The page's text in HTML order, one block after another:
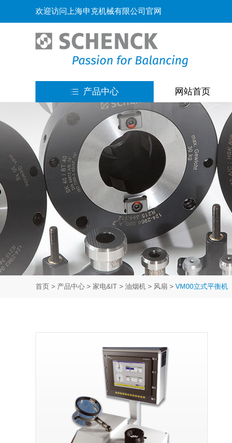
欢迎访问上海申克机械有限公司官网
产品中心 网站首页
首页 > 产品中心 > 家电&IT > 油烟机 > 风扇 > VM00立式平衡机